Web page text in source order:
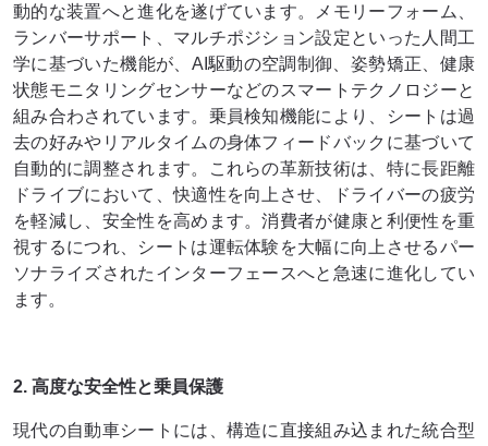
動的な装置へと進化を遂げています。メモリーフォーム、
ランバーサポート、マルチポジション設定といった人間工
学に基づいた機能が、AI駆動の空調制御、姿勢矯正、健康
状態モニタリングセンサーなどのスマートテクノロジーと
組み合わされています。乗員検知機能により、シートは過
去の好みやリアルタイムの身体フィードバックに基づいて
自動的に調整されます。これらの革新技術は、特に長距離
ドライブにおいて、快適性を向上させ、ドライバーの疲労
を軽減し、安全性を高めます。消費者が健康と利便性を重
視するにつれ、シートは運転体験を大幅に向上させるパー
ソナライズされたインターフェースへと急速に進化してい
ます。
2. 高度な安全性と乗員保護
現代の自動車シートには、構造に直接組み込まれた統合型